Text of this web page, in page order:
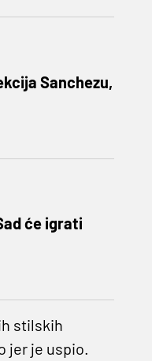
Sanchezu,
će igrati
stilskih
jer je uspio.